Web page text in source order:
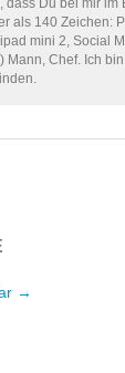
dass Du bei mir im
als 140 Zeichen:
mini 2, Social
Mann, Chef. Ich
→